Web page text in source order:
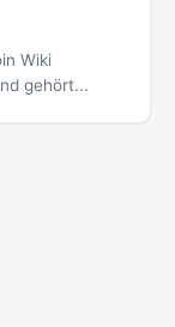
Wiki
gehört...